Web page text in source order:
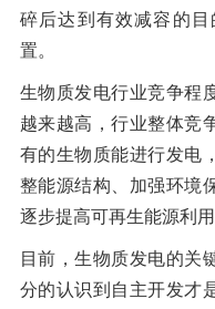
碎后达到有效减容的
置。
生物质发电行业竞争程
越来越高，行业整体竞
有的生物质能进行发电
整能源结构、加强环境
逐步提高可再生能源利用
目前，生物质发电的关
分的认识到自主开发才